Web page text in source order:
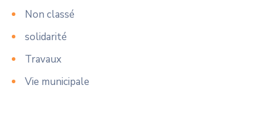
Non classé
solidarité
Travaux
Vie municipale